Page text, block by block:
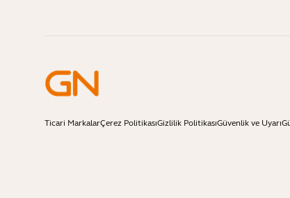
Ticari MarkalarÇerez PolitikasıGizlilik PolitikasıGüvenlik ve Uyarı